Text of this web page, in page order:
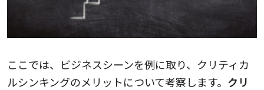
ここでは、ビジネスシーンを例に取り、クリティカ
ルシンキングのメリットについて考察します。 クリ